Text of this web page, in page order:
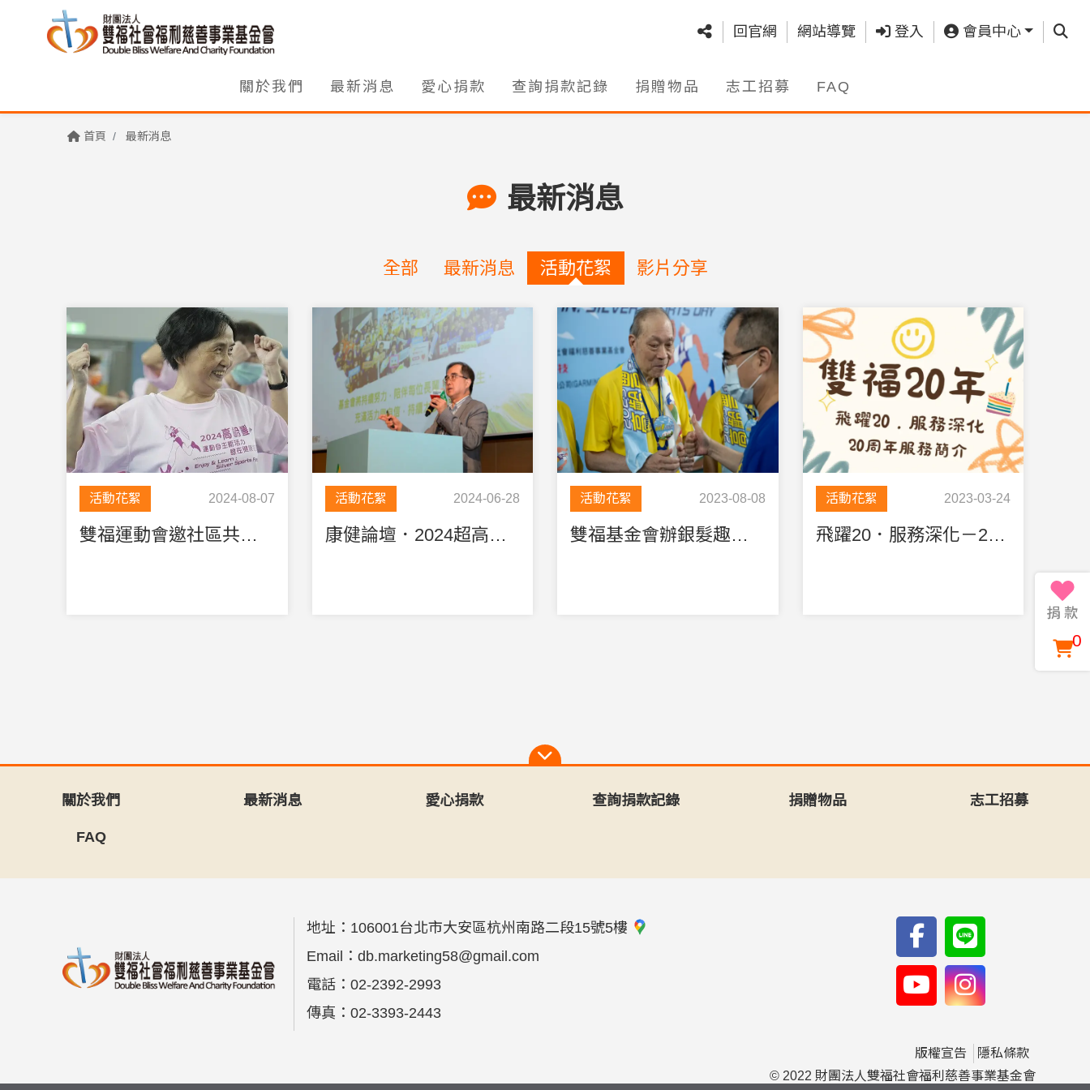
回官網 網站導覽 登入 會員中心 查詢
關於我們 最新消息 愛心捐款 查詢捐款記錄 捐贈物品 志工招募 FAQ
首頁 最新消息
最新消息
全部 最新消息 活動花絮 影片分享
活動花絮 2024-08-07
雙福運動會邀社區共襄盛舉，推動高齡健身理念一起同樂
活動花絮 2024-06-28
康健論壇．2024超高齡社會終極解
活動花絮 2023-08-08
雙福基金會辦銀髮趣味運動會，長輩大秀健身成果
活動花絮 2023-03-24
飛躍20．服務深化－20周年服務簡介
關於我們 最新消息 愛心捐款 查詢捐款記錄 捐贈物品 志工招募
FAQ
地址： 106001台北市大安區杭州南路二段15號5樓
Email： db.marketing58@gmail.com
電話： 02-2392-2993
傳真： 02-3393-2443
版權宣告
隱私條款
© 2022 財團法人雙福社會福利慈善事業基金會
0